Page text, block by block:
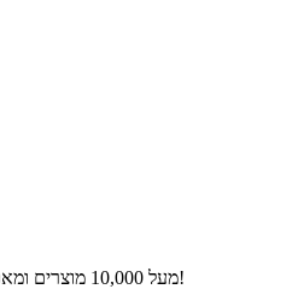
מעל 10,000 מוצרים ומאכלים במאגר עם ערכים תזונתיים!